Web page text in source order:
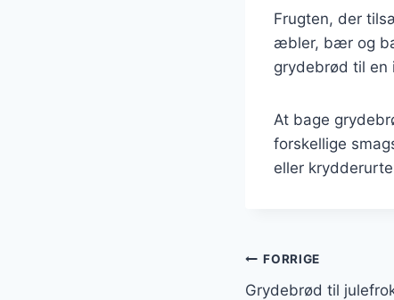
Frugten, der
æbler, bær og
grydebrød til en
At bage
forskellige
eller
FORRIGE
Grydebrød til